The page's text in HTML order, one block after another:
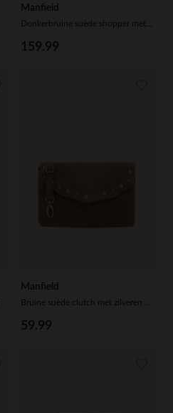
Manfield
159.99
Manfield
59.99